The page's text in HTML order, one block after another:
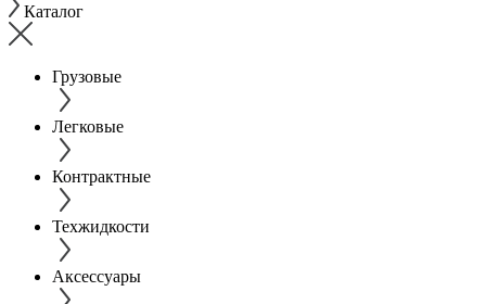
Каталог
Грузовые
Легковые
Контрактные
Техжидкости
Аксессуары